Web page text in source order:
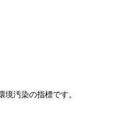
境汚染の指標です。